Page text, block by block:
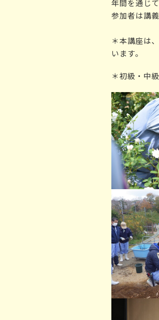
年間を通じ
参加者は講
＊本講座は
います。
＊初級・中